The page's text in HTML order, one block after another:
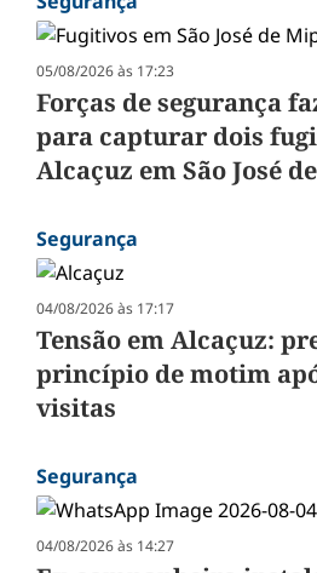
05/08/2026 às 17:23
Forças de segurança
para capturar dois
Alcaçuz em São José
Segurança
04/08/2026 às 17:17
Tensão em Alcaçuz:
princípio de motim
visitas
Segurança
04/08/2026 às 14:27